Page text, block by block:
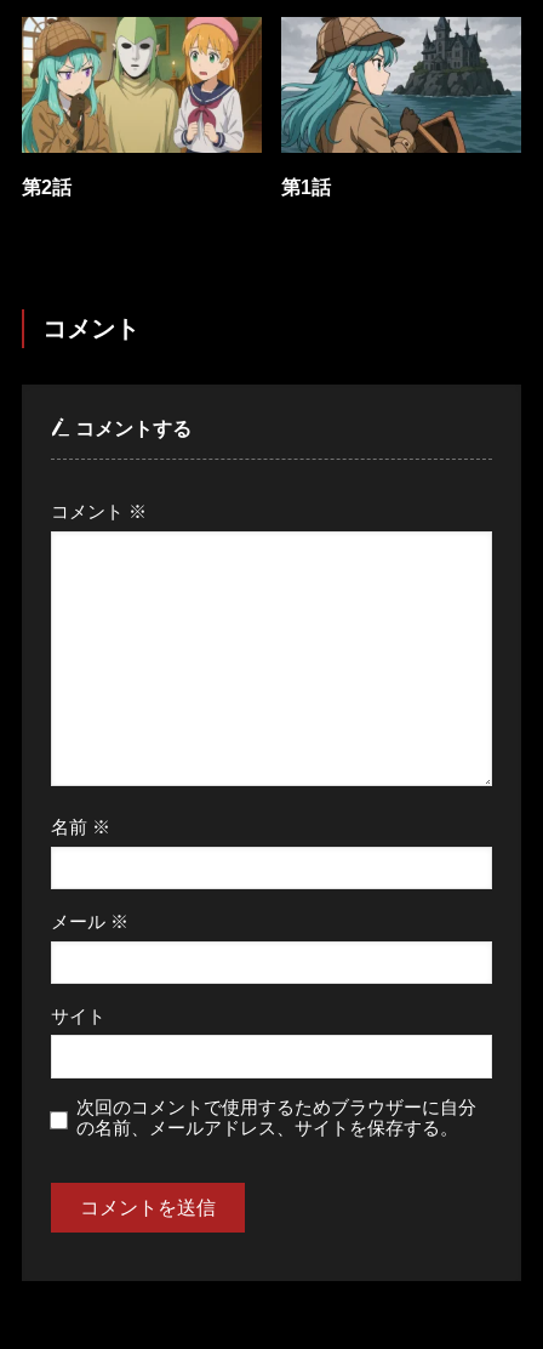
第2話 第1話
コメント
コメントする
コメント ※
名前 ※
メール ※
サイト
次回のコメントで使用するためブラウザーに自分
の名前、メールアドレス、サイトを保存する。